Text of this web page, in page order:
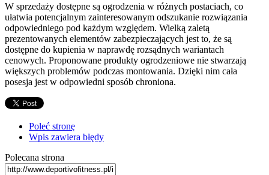
W sprzedaży dostępne są ogrodzenia w różnych postaciach, co
ułatwia potencjalnym zainteresowanym odszukanie rozwiązania
odpowiedniego pod każdym względem. Wielką zaletą
prezentowanych elementów zabezpieczających jest to, że są
dostępne do kupienia w naprawdę rozsądnych wariantach
cenowych. Proponowane produkty ogrodzeniowe nie stwarzają
większych problemów podczas montowania. Dzięki nim cała
posesja jest w odpowiedni sposób chroniona.
Poleć stronę
Wpis zawiera błędy
Polecana strona